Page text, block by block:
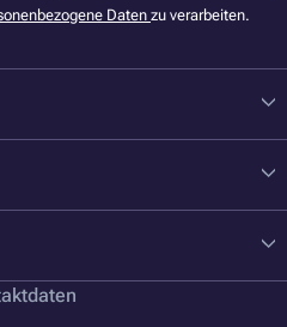
Datenzu verarbeiten.